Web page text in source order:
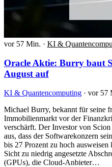
vor 57 Min. · KI &
Oracle Aktie: Burry baut
August auf
KI & Quantencomputing · vor 57
Michael Burry, bekannt für seine
Immobilienmarkt vor der
verschärft. Der Investor von
aus, dass der Softwarekonzern
bis 27 Prozent zu hoch
Sicht zu niedrig angesetzte
(GPUs), die Cloud-Anbieter…